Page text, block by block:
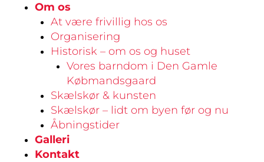
Om os
At være frivillig hos os
Organisering
Historisk – om os og huset
Vores barndom i Den Gamle
Købmandsgaard
Skælskør & kunsten
Skælskør – lidt om byen før og nu
Åbningstider
Galleri
Kontakt